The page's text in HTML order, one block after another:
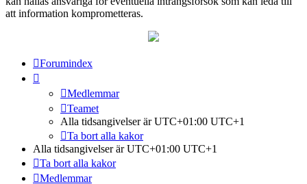
att information komprometteras.
Forumindex
Medlemmar
Teamet
Alla tidsangivelser är UTC+01:00 UTC+1
Ta bort alla kakor
Alla tidsangivelser är UTC+01:00 UTC+1
Ta bort alla kakor
Medlemmar